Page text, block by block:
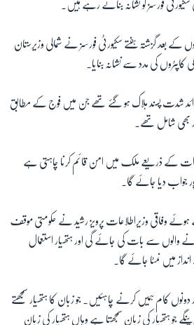
فورسز کو نشانہ بناتے رہے ہیں۔
کے بعد گزشتہ ہفتے سکیورٹی فورسز نے شمالی وزیرستان
کی مدد سے نشانہ بنایا۔
کارروائیوں میں 80 سے زائد شدت پسند ہلاک ہو گئے تھے جن میں فوج کے مطابق
بھی شامل تھے۔
کے ذریعے ملک میں امن قائم کرنا چاہتی ہے
جواب دیا جائے گا۔
ہوئے وفاقی وزیراطلاعات پرویز رشید نے حکومتی موقف
والوں سے بات کی جائے گی اور ہتھیار استعمال
میں نمٹا جائے گا۔
کام ہمیں کرنے چاہئیں۔ جو زبان کا ہتھیار سمجھتے
جو ہتھیار کی زبان سمجھتا ہے وہاں ہتھیار کی زبان